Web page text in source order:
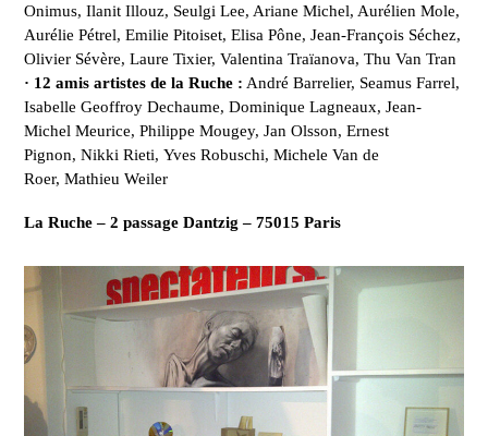
Onimus, Ilanit Illouz, Seulgi Lee, Ariane Michel, Aurélien Mole,
Aurélie Pétrel, Emilie Pitoiset, Elisa Pône, Jean-François Séchez,
Olivier Sévère, Laure Tixier, Valentina Traïanova, Thu Van Tran
· 12 amis artistes de la Ruche : André Barrelier, Seamus Farrel,
Isabelle Geoffroy Dechaume, Dominique Lagneaux, Jean-
Michel Meurice, Philippe Mougey, Jan Olsson, Ernest
Pignon, Nikki Rieti, Yves Robuschi, Michele Van de
Roer, Mathieu Weiler
La Ruche – 2 passage Dantzig – 75015 Paris